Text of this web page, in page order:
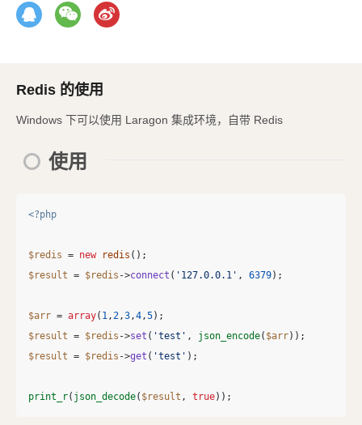
Redis 的使用
Windows 下可以使用 Laragon 集成环境，自带 Redis
使用
<?php
$redis = new redis ();
$result = $redis ->connect ( '127.0.0.1' , 6379);
$arr = array( 1 , 2 ,3 ,4 ,5);
$result = $redis ->set ( 'test' , json_encode( $arr));
$result = $redis ->get ( 'test' );
print_r( json_decode( $result , true));